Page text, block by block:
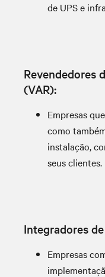
de UPS e
Revendedores
(VAR):
Empresas
como
instalação,
seus clientes.
Integradores
Empresas